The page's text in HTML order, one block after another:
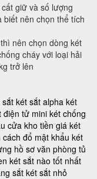
giữ và số lượng
nên chọn thể tích
nên chọn dòng két
cháy với loại hải
trở lên
sắt két sắt alpha két
điện tử mini két chống
cửa kho tiền giá két
cách đổ mật khẩu két
hồ sơ văn phòng tủ
két sắt nào tốt nhất
sắt két sắt nhỏ